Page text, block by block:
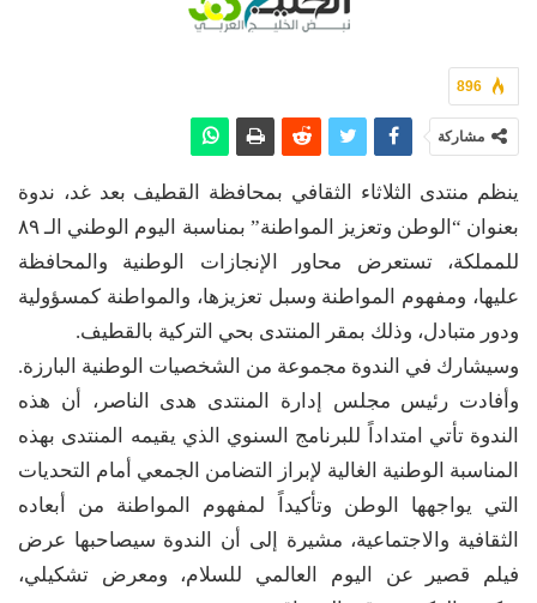
896
مشاركة
ينظم منتدى الثلاثاء الثقافي بمحافظة القطيف بعد غد، ندوة
بعنوان “الوطن وتعزيز المواطنة” بمناسبة اليوم الوطني الـ ٨٩
للمملكة، تستعرض محاور الإنجازات الوطنية والمحافظة
عليها، ومفهوم المواطنة وسبل تعزيزها، والمواطنة كمسؤولية
ودور متبادل، وذلك بمقر المنتدى بحي التركية بالقطيف.
وسيشارك في الندوة مجموعة من الشخصيات الوطنية البارزة.
وأفادت رئيس مجلس إدارة المنتدى هدى الناصر، أن هذه
الندوة تأتي امتداداً للبرنامج السنوي الذي يقيمه المنتدى بهذه
المناسبة الوطنية الغالية لإبراز التضامن الجمعي أمام التحديات
التي يواجهها الوطن وتأكيداً لمفهوم المواطنة من أبعاده
الثقافية والاجتماعية، مشيرة إلى أن الندوة سيصاحبها عرض
فيلم قصير عن اليوم العالمي للسلام، ومعرض تشكيلي،